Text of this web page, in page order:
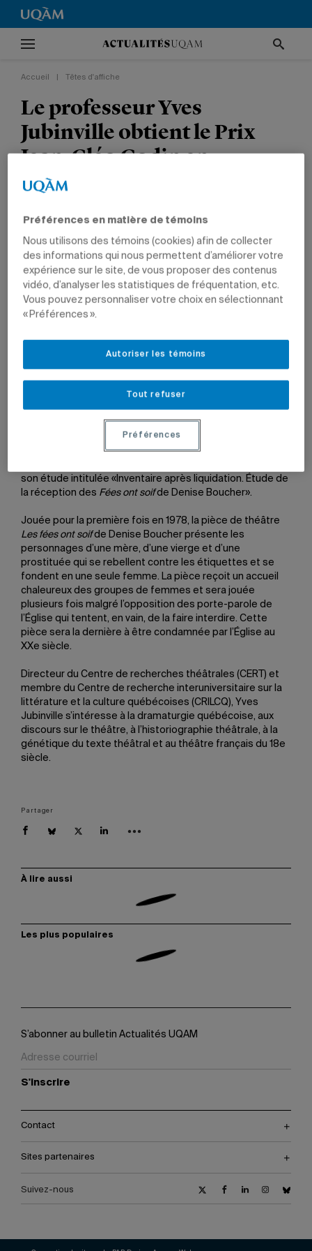
Accueil Têtes d'affiche
Le professeur Yves
Jubinville obtient le Prix
Jean-Cléo Godin en
recherche théâtrale
TÊTES D'AFFICHE NON CLASSÉ PRIX ET DISTINCTIONS
2 juin 2011 à 20 h 06
Mis à jour le 7 juin 2022 à 12 h 22
Le professeur Yves Jubinville, de l’École supérieure de
théâtre, a reçu le Prix Jean-Cléo Godin, décerné par la
Canadian Association for Theatre Research/Association
son étude intitulée «Inventaire après liquidation. Étude de
la réception des Fées ont soifde Denise Boucher».
Jouée pour la première fois en 1978, la pièce de théâtre
Les fées ont soifde Denise Boucher présente les
personnages d’une mère, d’une vierge et d’une
prostituée qui se rebellent contre les étiquettes et se
fondent en une seule femme. La pièce reçoit un accueil
chaleureux des groupes de femmes et sera jouée
plusieurs fois malgré l’opposition des porte-parole de
l’Église qui tentent, en vain, de la faire interdire. Cette
pièce sera la dernière à être condamnée par l’Église au
XXe siècle.
Directeur du Centre de recherches théâtrales (CERT) et
membre du Centre de recherche interuniversitaire sur la
littérature et la culture québécoises (CRILCQ), Yves
Jubinville s’intéresse à la dramaturgie québécoise, aux
discours sur le théâtre, à l’historiographie théâtrale, à la
génétique du texte théâtral et au théâtre français du 18e
siècle.
Partager
À lire aussi
Les plus populaires
S’abonner au bulletin Actualités UQAM
S'inscrire
Contact
Sites partenaires
Suivez-nous
Préférences en matière de témoins
Nous utilisons des témoins (cookies) afin de collecter
des informations qui nous permettent d’améliorer votre
expérience sur le site, de vous proposer des contenus
vidéo, d’analyser les statistiques de fréquentation, etc.
Vous pouvez personnaliser votre choix en sélectionnant
« Préférences ».
Tout refuser
Autoriser les témoins
Préférences